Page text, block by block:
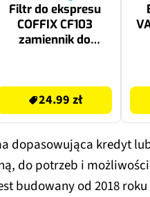
Filtr do ekspresu
COFFIX CF103
zamiennik do
24.99 zł
dopasowująca kredyt
do potrzeb i
budowany od 2018